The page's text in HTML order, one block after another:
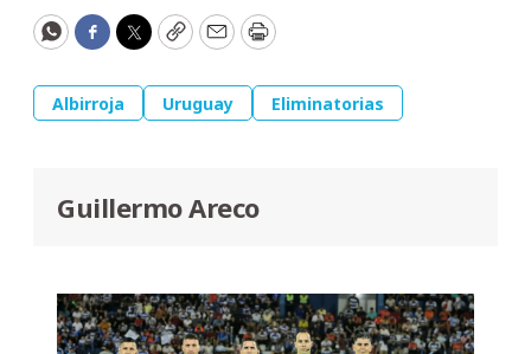
WhatsApp
Facebook
Twitter
CopyEmailPrint
Albirroja Uruguay Eliminatorias
Guillermo Areco